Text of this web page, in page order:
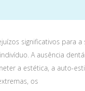
significativos para a
A ausência
a estética, a auto-
os